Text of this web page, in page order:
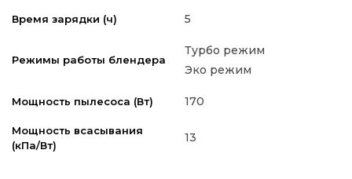
Время зарядки (ч) 5
Режимы работы блендера
Турбо режим
Эко режим
Мощность пылесоса (Вт) 170
Мощность всасывания
(кПа/Вт)
13